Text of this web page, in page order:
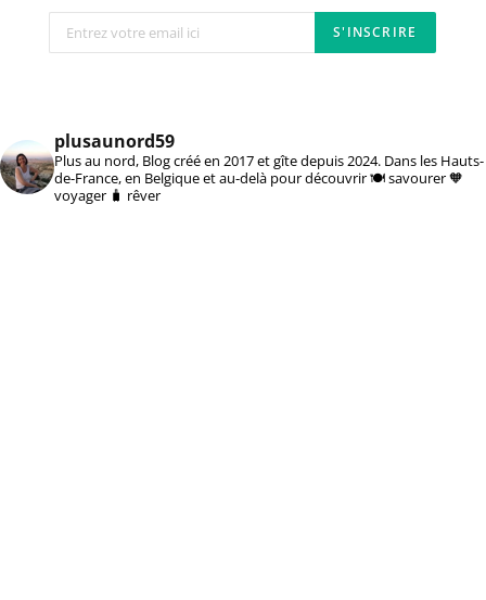
plusaunord59
Plus au nord, Blog créé en 2017 et gîte depuis 2024. Dans les Hauts-
de-France, en Belgique et au-delà pour découvrir 🍽️ savourer 🧡
voyager 🧳 rêver